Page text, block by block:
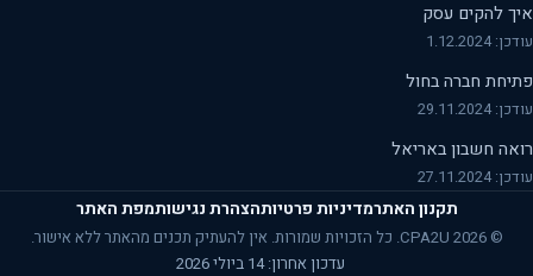
להקים עסק
חברה בחול
חשבון באריאל
תקנון האתרמדיניות פרטיותהצהרת נגישותמפת האתר
© 2026 CPA2U. כל הזכויות שמורות. אין להעתיק תכנים מהאתר ללא אישור.
עדכון אחרון: 14 ביולי 2026